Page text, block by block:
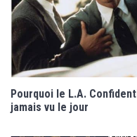
Pourquoi le L.A.
jamais vu le jour